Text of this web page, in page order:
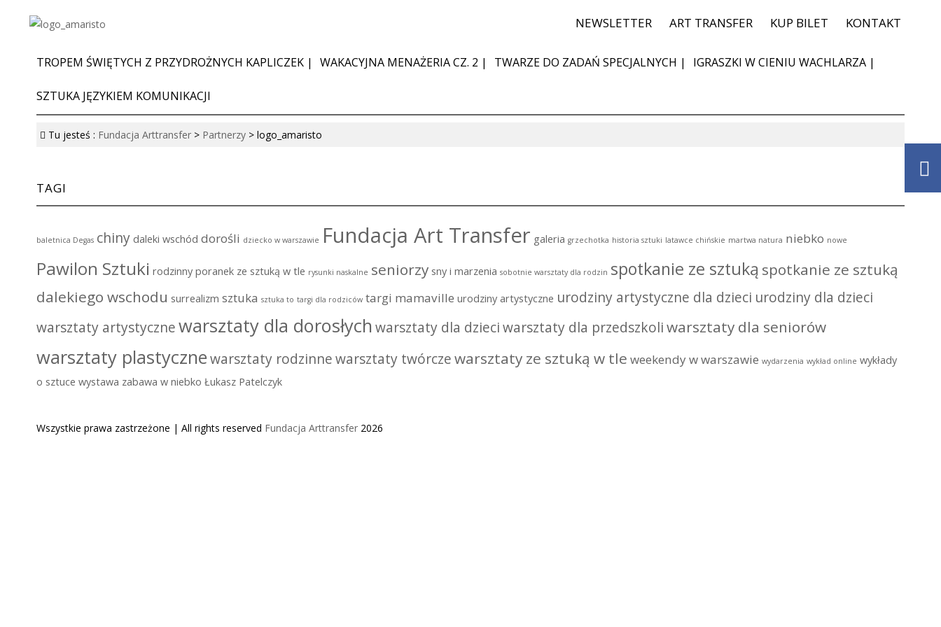
NEWSLETTER ART TRANSFER KUP BILET KONTAKT
TROPEM ŚWIĘTYCH Z PRZYDROŻNYCH KAPLICZEK | WAKACYJNA MENAŻERIA CZ. 2 | TWARZE DO ZADAŃ SPECJALNYCH | IGRASZKI W CIENIU WACHLARZA |
SZTUKA JĘZYKIEM KOMUNIKACJI
Tu jesteś : Fundacja Arttransfer > Partnerzy > logo_amaristo
TAGI
baletnica Degas chiny daleki wschód dorośli dziecko w warszawie Fundacja Art Transfer galeria grzechotka historia sztuki latawce chińskie martwa natura niebko nowe
Pawilon Sztuki rodzinny poranek ze sztuką w tle rysunki naskalne seniorzy sny i marzenia sobotnie warsztaty dla rodzin spotkanie ze sztuką spotkanie ze sztuką
dalekiego wschodu surrealizm sztuka sztuka to targi dla rodziców targi mamaville urodziny artystyczne urodziny artystyczne dla dzieci urodziny dla dzieci
warsztaty artystycznewarsztaty dla dorosłych warsztaty dla dzieciwarsztaty dla przedszkoliwarsztaty dla seniorów
warsztaty plastycznewarsztaty rodzinnewarsztaty twórczewarsztaty ze sztuką w tle weekendy w warszawie wydarzenia wykład online wykłady
o sztuce wystawa zabawa w niebko Łukasz Patelczyk
Wszystkie prawa zastrzeżone | All rights reserved Fundacja Arttransfer 2026